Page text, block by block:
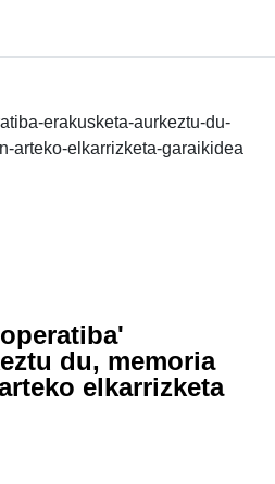
du, memoria
elkarrizketa